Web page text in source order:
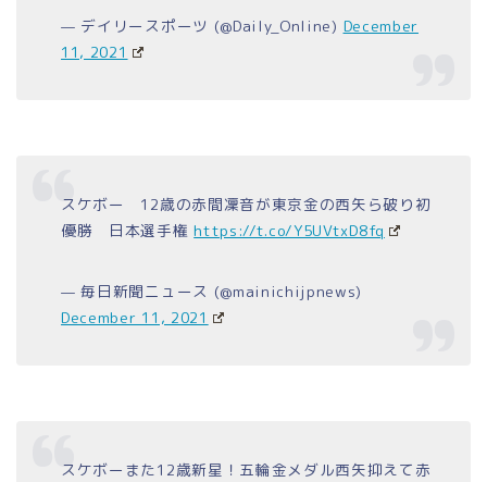
— デイリースポーツ (@Daily_Online) December
11, 2021
スケボー 12歳の赤間凜音が東京金の西矢ら破り初
優勝 日本選手権https://t.co/Y5UVtxD8fq
— 毎日新聞ニュース (@mainichijpnews)
December 11, 2021
スケボーまた12歳新星！五輪金メダル西矢抑えて赤